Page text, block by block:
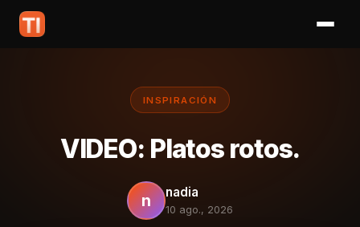
INSPIRACIÓN
VIDEO: Platos rotos.
n nadia
10 ago., 2026